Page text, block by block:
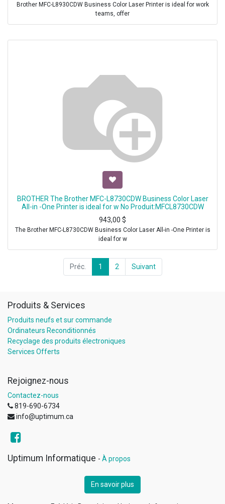
Brother MFC-L8930CDW Business Color Laser Printer is ideal for work
teams, offer
BROTHER The Brother MFC-L8730CDW Business Color Laser
All-in -One Printer is ideal for w No Produit:MFCL8730CDW
943,00 $
The Brother MFC-L8730CDW Business Color Laser All-in -One Printer is
ideal for w
Préc. 1 2 Suivant
Produits & Services
Produits neufs et sur commande
Ordinateurs Reconditionnés
Recyclage des produits électroniques
Services Offerts
Rejoignez-nous
Contactez-nous
819-690-6734
info@uptimum.ca
Uptimum Informatique - À propos
En savoir plus